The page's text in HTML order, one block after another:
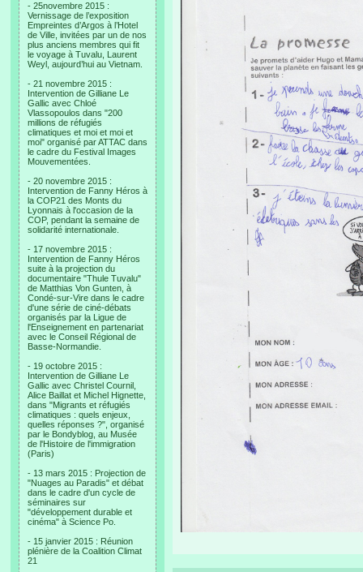
- 25novembre 2015 :
Vernissage de l’exposition
Empreintes d’Argos à l’Hotel
de Ville, invitées par un de nos
plus anciens membres qui fit
le voyage à Tuvalu, Laurent
Weyl, aujourd’hui au Vietnam.
- 21 novembre 2015 :
Intervention de Gilliane Le
Gallic avec Chloé
Vlassopoulos dans "200
millions de réfugiés
climatiques et moi et moi et
moi" organisé par ATTAC dans
le cadre du Festival Images
Mouvementées.
- 20 novembre 2015 :
Intervention de Fanny Héros à
la COP21 des Monts du
Lyonnais à l'occasion de la
COP, pendant la semaine de
solidarité internationale.
- 17 novembre 2015 :
Intervention de Fanny Héros
suite à la projection du
documentaire "Thule Tuvalu"
de Matthias Von Gunten, à
Condé-sur-Vire dans le cadre
d'une série de ciné-débats
organisés par la Ligue de
l'Enseignement en partenariat
avec le Conseil Régional de
Basse-Normandie.
- 19 octobre 2015 :
Intervention de Gilliane Le
Gallic avec Christel Cournil,
Alice Baillat et Michel Hignette,
dans "Migrants et réfugiés
climatiques : quels enjeux,
quelles réponses ?", organisé
par le Bondyblog, au Musée
de l'Histoire de l'immigration
(Paris)
- 13 mars 2015 : Projection de
"Nuages au Paradis" et débat
dans le cadre d'un cycle de
séminaires sur
"développement durable et
cinéma" à Science Po.
- 15 janvier 2015 : Réunion
plénière de la Coalition Climat
21